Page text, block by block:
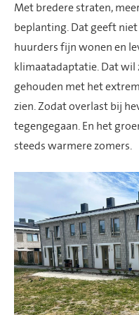
Met bredere straten,
beplanting. Dat geeft
huurders fijn wonen en
klimaatadaptatie. Dat
gehouden met het
zien. Zodat overlast bij
tegengegaan. En het
steeds warmere zomers.